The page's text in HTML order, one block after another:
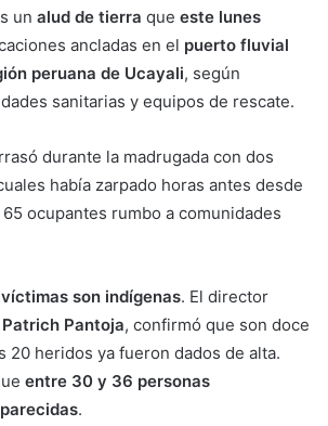
un alud de tierra que este lunes
ancladas en el puerto fluvial
peruana de Ucayali, según
sanitarias y equipos de rescate.
durante la madrugada con dos
había zarpado horas antes desde
ocupantes rumbo a comunidades
son indígenas. El director
Patrich Pantoja, confirmó que son doce
20 heridos ya fueron dados de alta.
entre 30 y 36 personas
.